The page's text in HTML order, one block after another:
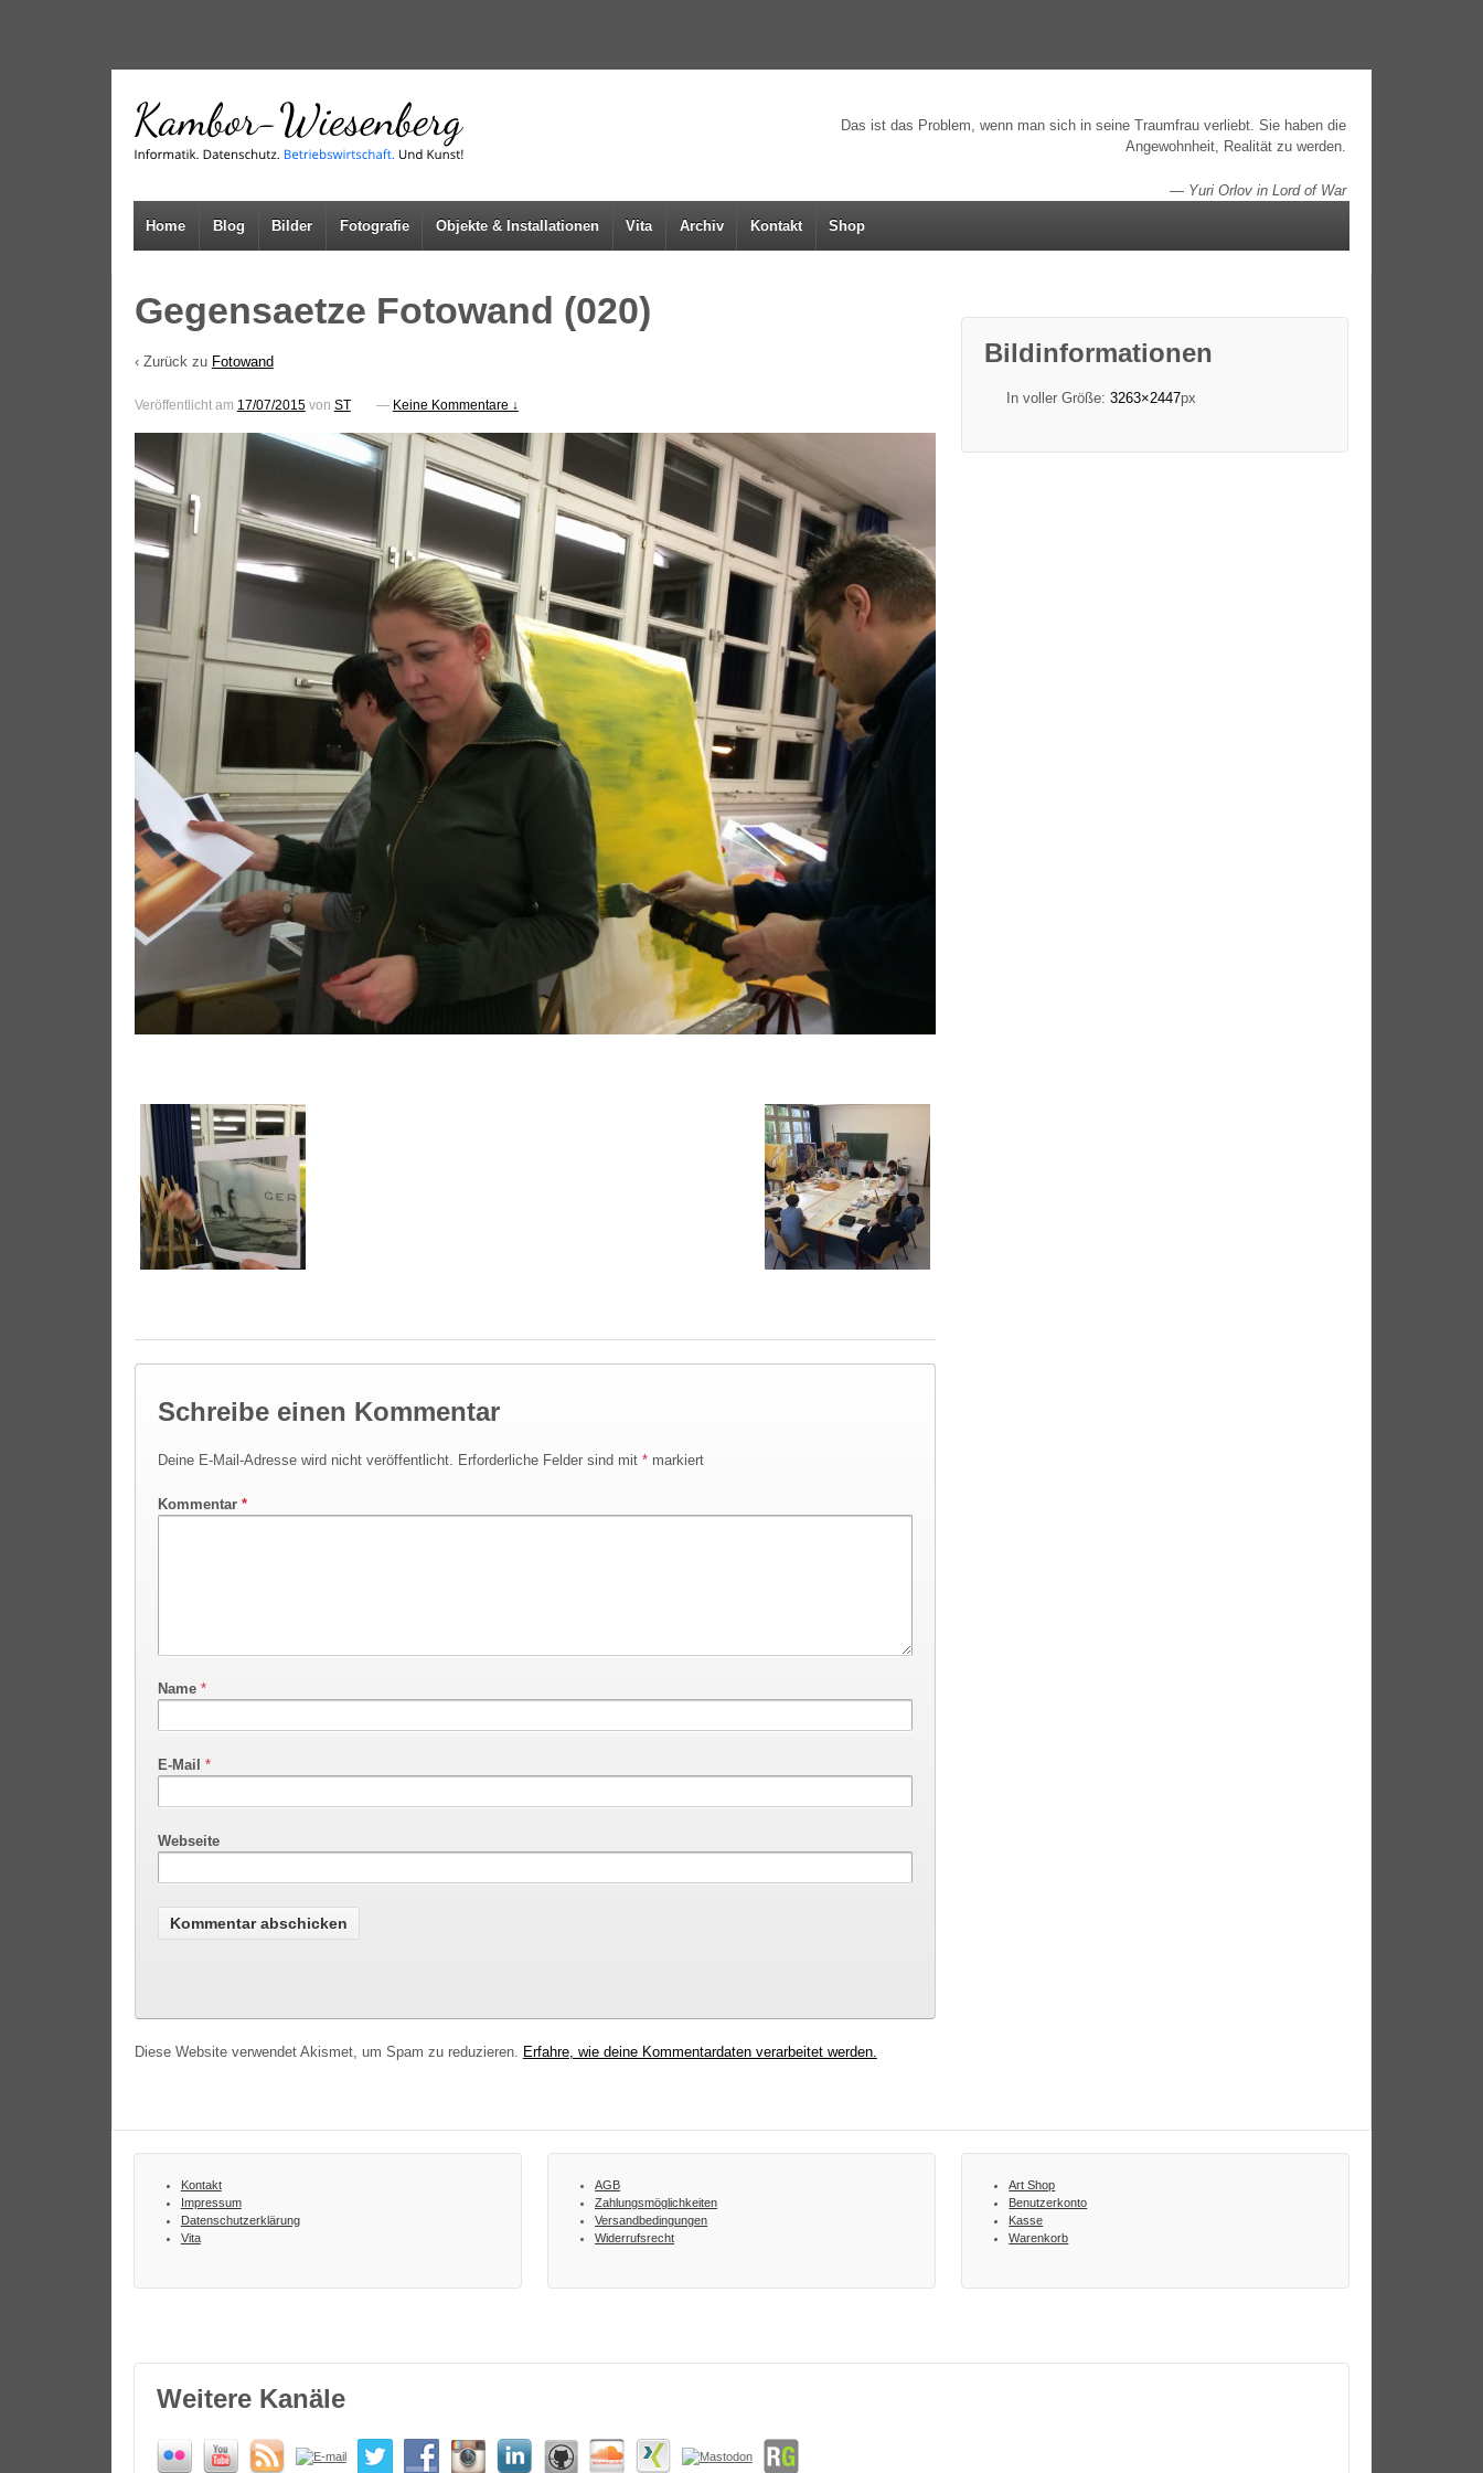
↓
MAIN
CONTENT
Das ist das Problem, wenn man sich in seine Traumfrau verliebt. Sie haben die
Angewohnheit, Realität zu werden.
— Yuri Orlov in Lord of War
Home Blog Bilder Fotografie Objekte & Installationen Vita Archiv Kontakt Shop
Gegensaetze Fotowand (020)
‹ Zurück zu Fotowand
Veröffentlicht am 17/07/2015von ST — Keine Kommentare ↓
Schreibe einen Kommentar
Deine E-Mail-Adresse wird nicht veröffentlicht. Erforderliche Felder sind mit *markiert
Kommentar *
Name *
E-Mail *
Webseite
Diese Website verwendet Akismet, um Spam zu reduzieren. Erfahre, wie deine Kommentardaten verarbeitet werden.
Bildinformationen
In voller Größe: 3263×2447px
Kontakt
Impressum
Datenschutzerklärung
Vita
AGB
Zahlungsmöglichkeiten
Versandbedingungen
Widerrufsrecht
Art Shop
Benutzerkonto
Kasse
Warenkorb
Weitere Kanäle